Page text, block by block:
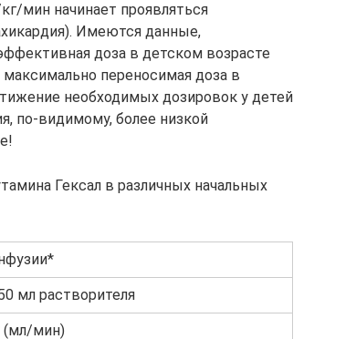
мин начинает проявляться
Имеются данные,
доза в детском возрасте
переносимая доза в
необходимых дозировок у детей
по-видимому, более низкой
Гексал в различных начальных
мл растворителя
(мл/мин)